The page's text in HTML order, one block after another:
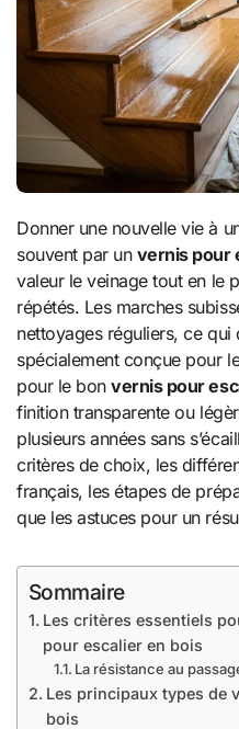
Donner une nouvelle vie à un escalier en bois passe
souvent par un vernis pour
valeur le veinage tout en le
répétés. Les marches
nettoyages réguliers, ce
spécialement conçue pour
pour le bonvernis pour
finition transparente ou
plusieurs années sans
critères de choix, les
français, les étapes de
que les astuces pour un
Sommaire
Les critères essentiels
pour escalier en bois
La résistance au
Les principaux types de
bois